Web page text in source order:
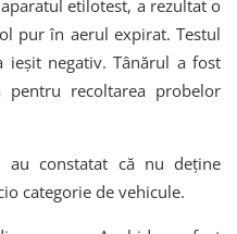
etilotest, a rezultat o
pur în aerul expirat. Testul
ieșit negativ. Tânărul a fost
recoltarea probelor
constatat că nu deține
categorie de vehicule.